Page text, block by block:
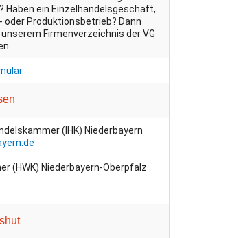
Haben ein Einzelhandelsgeschäft,
oder Produktionsbetrieb? Dann
Firmenverzeichnis der VG
(IHK) Niederbayern
(HWK) Niederbayern-Oberpfalz